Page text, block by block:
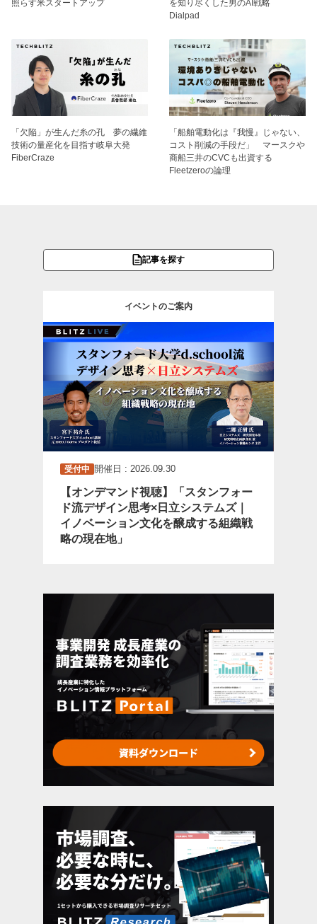
照らす米スタートアップ
を知り尽くした男のAI戦略
Dialpad
「欠陥」が生んだ糸の孔 夢の繊維
技術の量産化を目指す岐阜大発
FiberCraze
「船舶電動化は『我慢』じゃない、
コスト削減の手段だ」 マースクや
商船三井のCVCも出資する
Fleetzeroの論理
記事を探す
イベントのご案内
受付中 開催日 : 2026.09.30
【オンデマンド視聴】「スタンフォー
ド流デザイン思考×日立システムズ｜
イノベーション文化を醸成する組織戦
略の現在地」